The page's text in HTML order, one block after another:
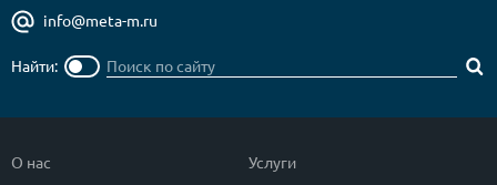
info@meta-m.ru
Найти:
О нас
Услуги